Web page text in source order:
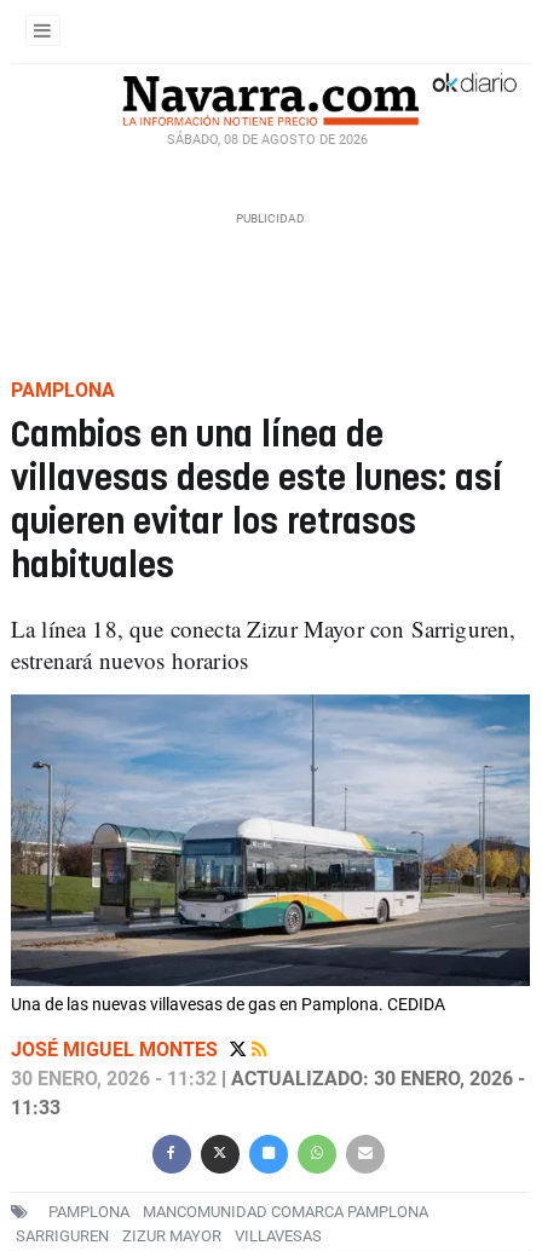
SÁBADO, 08 DE AGOSTO DE 2026
PAMPLONA
Cambios en una línea de
villavesas desde este lunes: así
quieren evitar los retrasos
habituales
La línea 18, que conecta Zizur Mayor con Sarriguren,
estrenará nuevos horarios
Una de las nuevas villavesas de gas en Pamplona. CEDIDA
JOSÉ MIGUEL MONTES
30 ENERO, 2026 - 11:32 | ACTUALIZADO: 30 ENERO, 2026 -
11:33
PAMPLONA
MANCOMUNIDAD COMARCA PAMPLONA
SARRIGUREN
ZIZUR MAYOR VILLAVESAS